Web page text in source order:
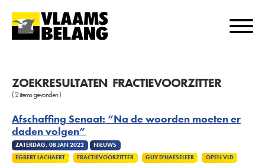
naar
inhoud
ZOEKRESULTATEN FRACTIEVOORZITTER
( 2 items gevonden )
Afschaffing Senaat: “Na de woorden moeten er
daden volgen”
ZATERDAG, 08 JAN 2022
NIEUWS
EGBERT LACHAERT
FRACTIEVOORZITTER GUY D'HAESELEER
OPEN VLD